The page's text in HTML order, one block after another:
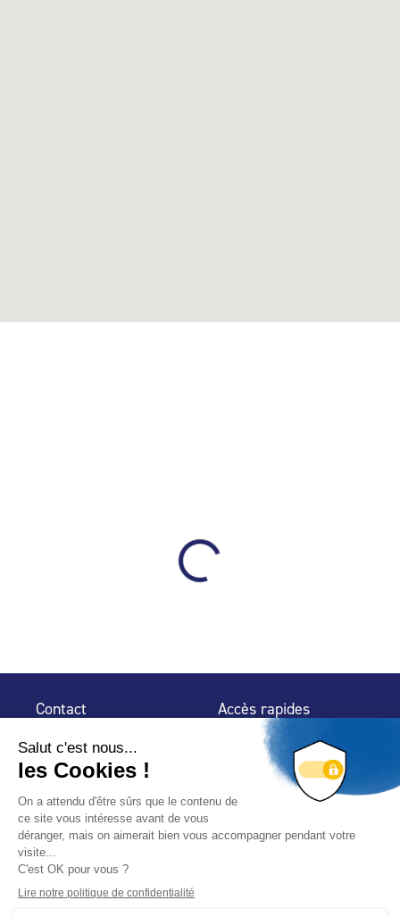
Contact
32 rue de Mogador
75 009 Paris
Accès rapides
Espace Presse
Trouver un
professionnel
Nous suivre